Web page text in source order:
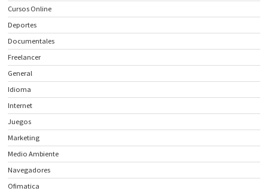
Cursos Online
Deportes
Documentales
Freelancer
General
Idioma
Internet
Juegos
Marketing
Medio Ambiente
Navegadores
Ofimatica